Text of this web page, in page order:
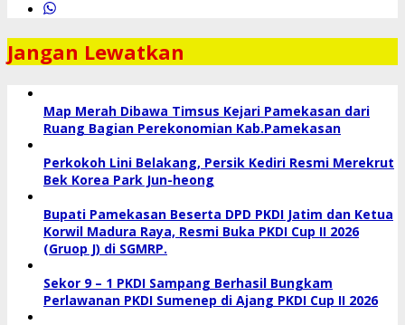
Jangan Lewatkan
Map Merah Dibawa Timsus Kejari Pamekasan dari
Ruang Bagian Perekonomian Kab.Pamekasan
Perkokoh Lini Belakang, Persik Kediri Resmi Merekrut
Bek Korea Park Jun-heong
Bupati Pamekasan Beserta DPD PKDI Jatim dan Ketua
Korwil Madura Raya, Resmi Buka PKDI Cup II 2026
(Gruop J) di SGMRP.
Sekor 9 – 1 PKDI Sampang Berhasil Bungkam
Perlawanan PKDI Sumenep di Ajang PKDI Cup II 2026